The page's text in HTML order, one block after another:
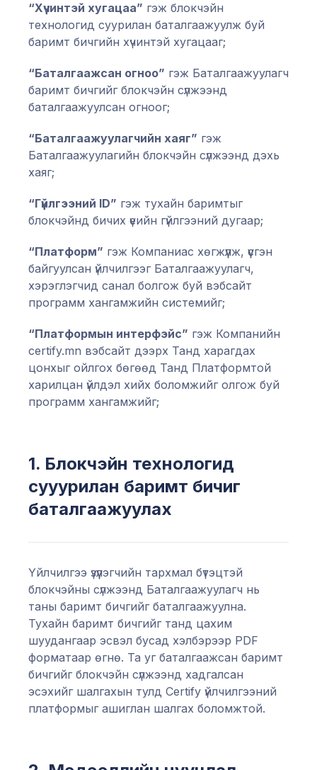
“Хүчинтэй хугацаа” гэж блокчэйн
технологид суурилан баталгаажуулж буй
баримт бичгийн хүчинтэй хугацааг;
“Баталгаажсан огноо” гэж Баталгаажуулагч
баримт бичгийг блокчэйн сүлжээнд
баталгаажуулсан огноог;
“Баталгаажуулагчийн хаяг” гэж
Баталгаажуулагийн блокчэйн сүлжээнд дэхь
хаяг;
“Гүйлгээний ID” гэж тухайн баримтыг
блокчэйнд бичих үеийн гүйлгээний дугаар;
“Платформ” гэж Компаниас хөгжүүлж, үүсгэн
байгуулсан үйлчилгээг Баталгаажуулагч,
хэрэглэгчид санал болгож буй вэбсайт
программ хангамжийн системийг;
“Платформын интерфэйс” гэж Компанийн
certify.mn вэбсайт дээрх Танд харагдах
цонхыг ойлгох бөгөөд Танд Платформтой
харилцан үйлдэл хийх боломжийг олгож буй
программ хангамжийг;
1. Блокчэйн технологид
сууурилан баримт бичиг
баталгаажуулах
Үйлчилгээ үзүүлэгчийн тархмал бүтэцтэй
блокчэйны сүлжээнд Баталгаажуулагч нь
таны баримт бичгийг баталгаажуулна.
Тухайн баримт бичгийг танд цахим
шуудангаар эсвэл бусад хэлбэрээр PDF
форматаар өгнө. Та уг баталгаажсан баримт
бичгийг блокчэйн сүлжээнд хадгалсан
эсэхийг шалгахын тулд Certify үйлчилгээний
платформыг ашиглан шалгах боломжтой.